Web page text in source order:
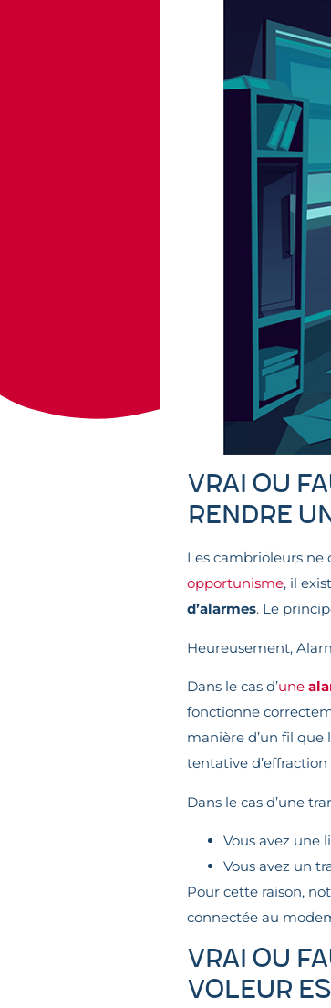
VRAI OU
rendre
Les cambrioleurs ne
opportunisme, il
d’alarmes. Le
Heureusement,
Dans le cas d’une
fonctionne
manière d’un fil que
tentative d’effraction
Dans le cas d’une
Vous avez une
Vous avez un
Pour cette raison,
connectée au
VRAI OU
voleur